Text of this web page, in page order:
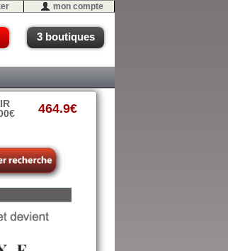
mon compte
3 boutiques
464.9€